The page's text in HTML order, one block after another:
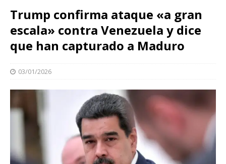
Trump confirma ataque «a gran
escala» contra Venezuela y dice
que han capturado a Maduro
03/01/2026